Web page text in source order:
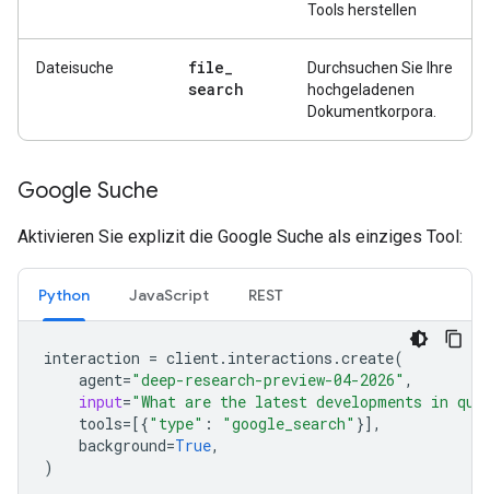
Tools herstellen
Dateisuche file_
search
Durchsuchen Sie Ihre
hochgeladenen
Dokumentkorpora.
Google Suche
Aktivieren Sie explizit die Google Suche als einziges Tool:
Python JavaScript REST
interaction = client. interactions .create(
agent="deep-research-preview-04-2026" ,
input="What are the latest developments in
tools=[{"type" : "google_search" }],
background=True,
)